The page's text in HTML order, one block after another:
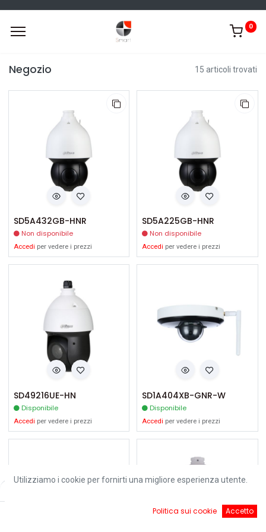
0
Negozio 15 articoli trovati
SD5A432GB-HNR
Non disponibile
Accedi per vedere i prezzi
SD5A225GB-HNR
Non disponibile
Accedi per vedere i prezzi
SD49216UE-HN
Disponibile
Accedi per vedere i prezzi
SD1A404XB-GNR-W
Disponibile
Accedi per vedere i prezzi
Utilizziamo i cookie per fornirti una migliore esperienza utente.
Politica sui cookie Accetto